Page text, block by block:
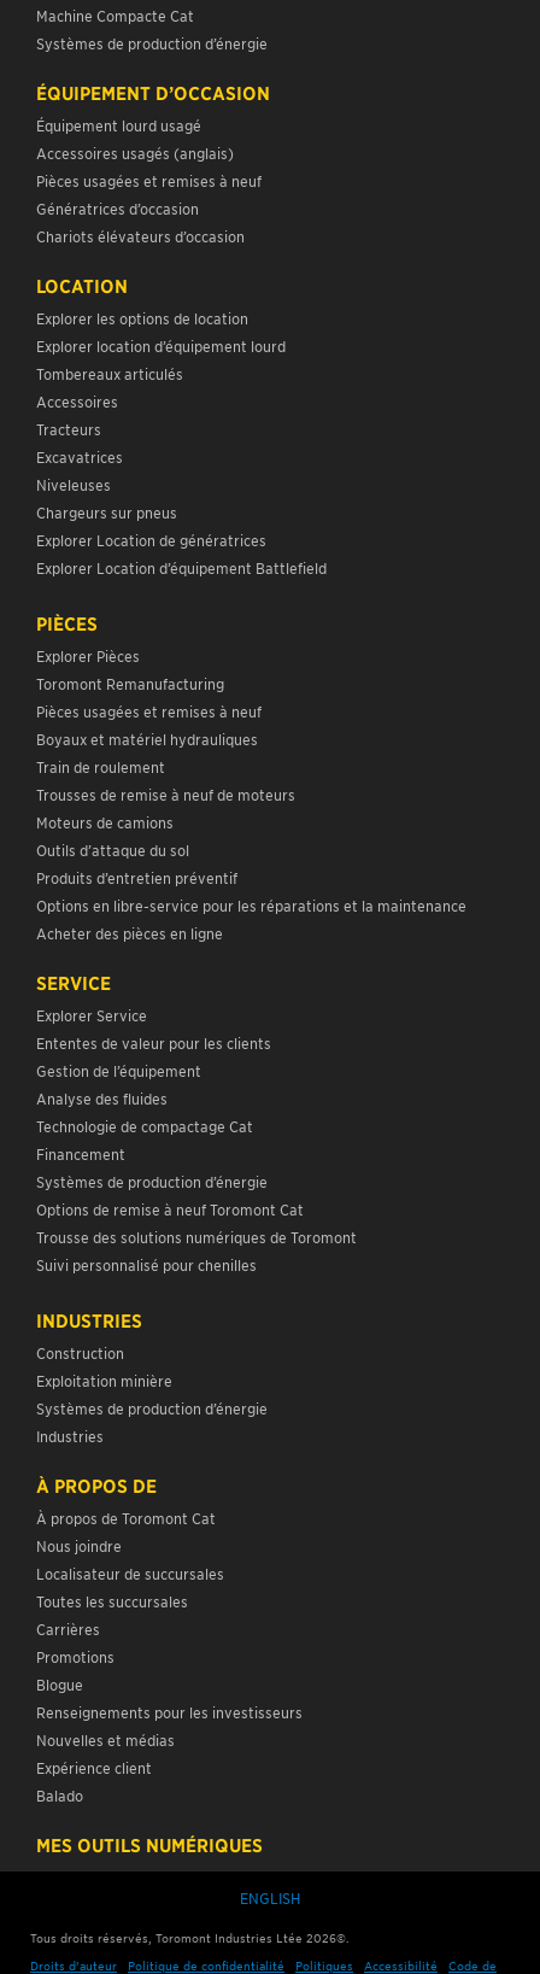
Machine Compacte Cat
Systèmes de production d’énergie
ÉQUIPEMENT D’OCCASION
Équipement lourd usagé
Accessoires usagés (anglais)
Pièces usagées et remises à neuf
Génératrices d’occasion
Chariots élévateurs d’occasion
LOCATION
Explorer les options de location
Explorer location d’équipement lourd
Tombereaux articulés
Accessoires
Tracteurs
Excavatrices
Niveleuses
Chargeurs sur pneus
Explorer Location de génératrices
Explorer Location d’équipement Battlefield
PIÈCES
Explorer Pièces
Toromont Remanufacturing
Pièces usagées et remises à neuf
Boyaux et matériel hydrauliques
Train de roulement
Trousses de remise à neuf de moteurs
Moteurs de camions
Outils d’attaque du sol
Produits d’entretien préventif
Options en libre-service pour les réparations et la maintenance
Acheter des pièces en ligne
SERVICE
Explorer Service
Ententes de valeur pour les clients
Gestion de l’équipement
Analyse des fluides
Technologie de compactage Cat
Financement
Systèmes de production d’énergie
Options de remise à neuf Toromont Cat
Trousse des solutions numériques de Toromont
Suivi personnalisé pour chenilles
INDUSTRIES
Construction
Exploitation minière
Systèmes de production d’énergie
Industries
À PROPOS DE
À propos de Toromont Cat
Nous joindre
Localisateur de succursales
Toutes les succursales
Carrières
Promotions
Blogue
Renseignements pour les investisseurs
Nouvelles et médias
Expérience client
Balado
MES OUTILS NUMÉRIQUES
ENGLISH
Tous droits réservés, Toromont Industries Ltée 2026©.
Droits d’auteur
Politique de confidentialité Politiques Accessibilité Code de